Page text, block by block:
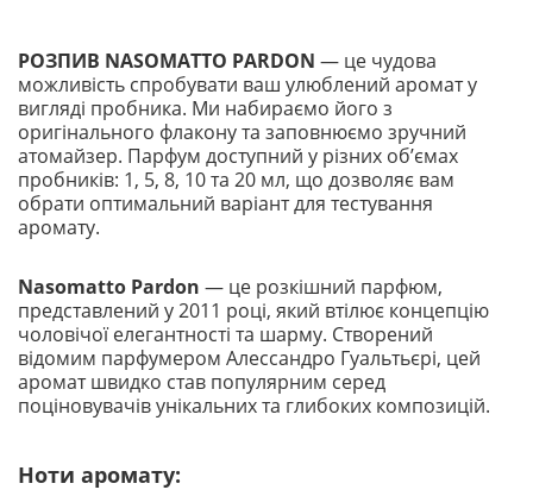
РОЗПИВ NASOMATTO PARDON — це чудова
можливість спробувати ваш улюблений аромат у
вигляді пробника. Ми набираємо його з
оригінального флакону та заповнюємо зручний
атомайзер. Парфум доступний у різних обʼємах
пробників: 1, 5, 8, 10 та 20 мл, що дозволяє вам
обрати оптимальний варіант для тестування
аромату.
Nasomatto Pardon — це розкішний парфюм,
представлений у 2011 році, який втілює концепцію
чоловічої елегантності та шарму. Створений
відомим парфумером Алессандро Гуальтьєрі, цей
аромат швидко став популярним серед
поціновувачів унікальних та глибоких композицій.
Ноти аромату: